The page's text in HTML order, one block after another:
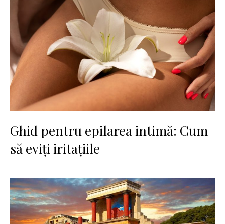
Ghid pentru epilarea intimă: Cum
să eviți iritațiile